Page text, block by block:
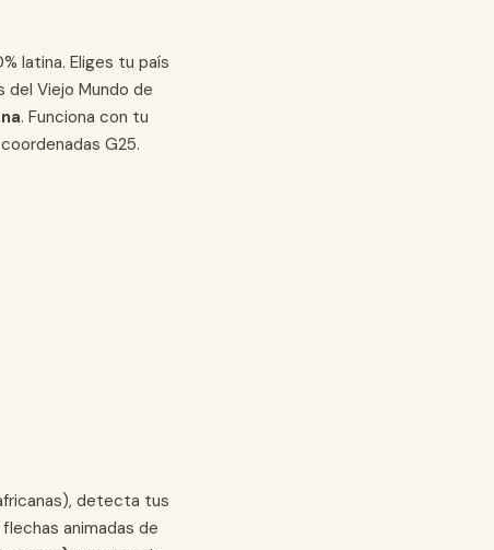
latina. Eliges tu país
Viejo Mundo de
. Funciona con tu
G25.
detecta tus
animadas de